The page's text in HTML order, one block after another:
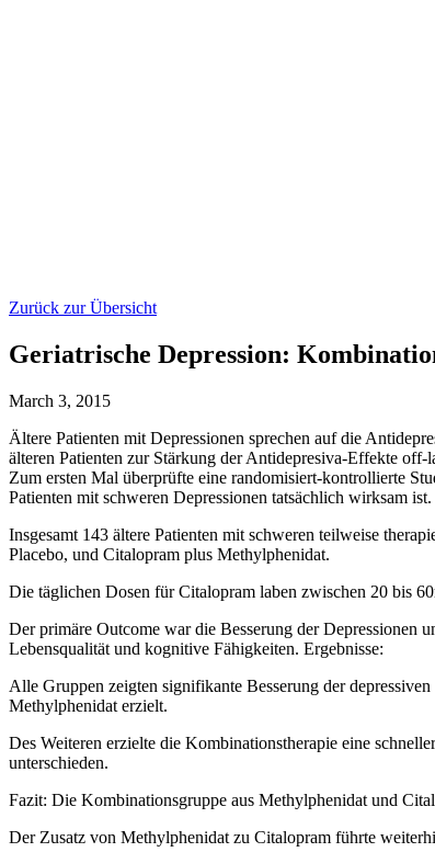
Zurück zur Übersicht
Geriatrische Depression:
March 3, 2015
Ältere Patienten mit Depressionen sprechen auf die
älteren Patienten zur Stärkung der Antidepresiva-Effekte
Zum ersten Mal überprüfte eine randomisiert-kontrollierte
Patienten mit schweren Depressionen tatsächlich wirksam ist.
Insgesamt 143 ältere Patienten mit schweren teilweise
Placebo, und Citalopram plus Methylphenidat.
Die täglichen Dosen für Citalopram laben zwischen 20 bis
Der primäre Outcome war die Besserung der Depressionen
Lebensqualität und kognitive Fähigkeiten. Ergebnisse:
Alle Gruppen zeigten signifikante Besserung der
Methylphenidat erzielt.
Des Weiteren erzielte die Kombinationstherapie eine
unterschieden.
Fazit: Die Kombinationsgruppe aus Methylphenidat und
Der Zusatz von Methylphenidat zu Citalopram führte